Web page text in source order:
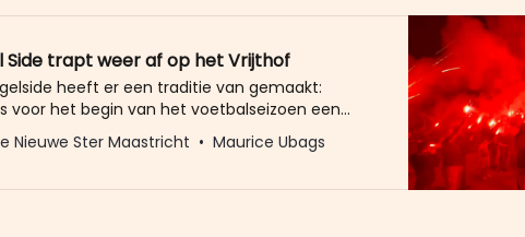
Side trapt weer af op het Vrijthof
heeft er een traditie van gemaakt:
voor het begin van het voetbalseizoen een
op het Vrijthof in Maastricht. Honderden
eraan deel en elk jaar komt er meer volk
dank! 0:00 /2:09 1× 0:
Nieuwe Ster Maastricht Maurice Ubags